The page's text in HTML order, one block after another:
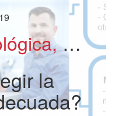
Decisión tecnológica, el dilema de la elección: accionamiento neumático o accionamiento eléctrico
la